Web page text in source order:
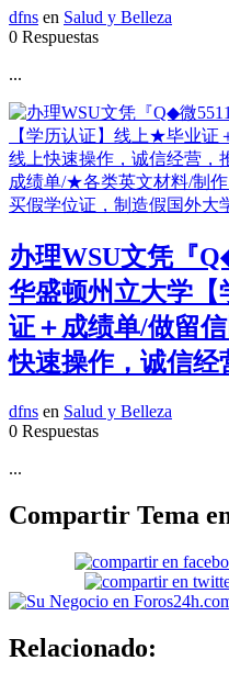
dfns en Salud y Belleza
0 Respuestas
...
办理WSU文凭『
华盛顿州立大学
证＋成绩单/做留
快速操作，诚信经
dfns en Salud y Belleza
0 Respuestas
...
Compartir Tema
Relacionado: